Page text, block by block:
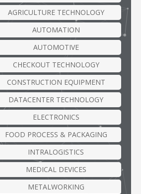
AGRICULTURE TECHNOLOGY
AUTOMATION
AUTOMOTIVE
CHECKOUT TECHNOLOGY
CONSTRUCTION EQUIPMENT
DATACENTER TECHNOLOGY
ELECTRONICS
FOOD PROCESS & PACKAGING
INTRALOGISTICS
MEDICAL DEVICES
METALWORKING